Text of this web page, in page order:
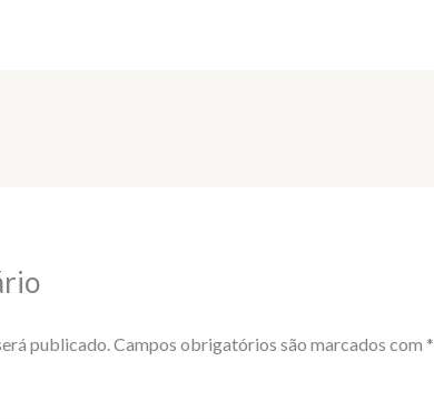
publicado.Campos obrigatórios são marcados com *